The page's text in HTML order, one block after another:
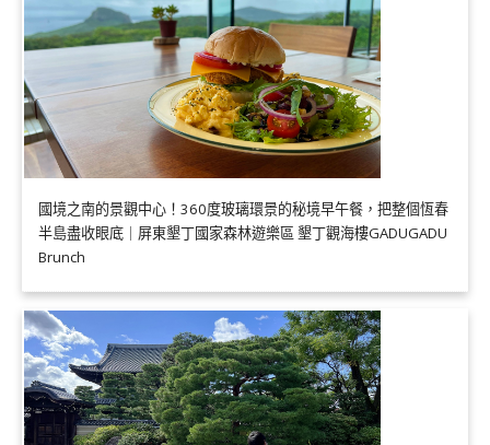
國境之南的景觀中心！360度玻璃環景的秘境早午餐，把整個恆春
半島盡收眼底｜屏東墾丁國家森林遊樂區 墾丁觀海樓GADUGADU
Brunch